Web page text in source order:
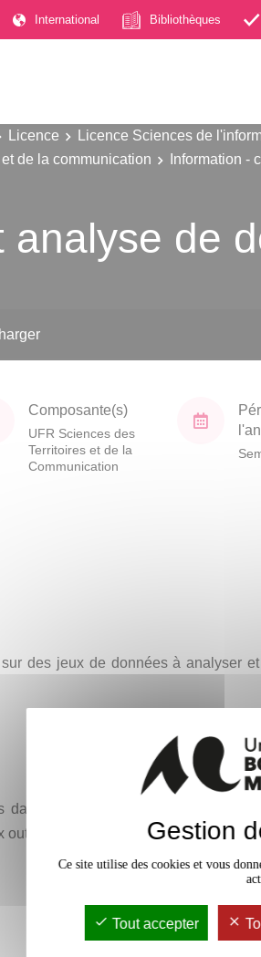
International Bibliothèques
Licence
Licence Sciences de
de la communication
Information -
analyse de
Composante(s)
UFR Sciences des
Territoires et de la
Communication
des jeux de données à analyser
des situations d’analyse
de traitement des données.
Cours Magistral 6h
Gestion
Ce site utilise des cookies et vous
Tout accepter